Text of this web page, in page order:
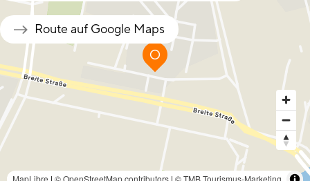
Route auf Google Maps